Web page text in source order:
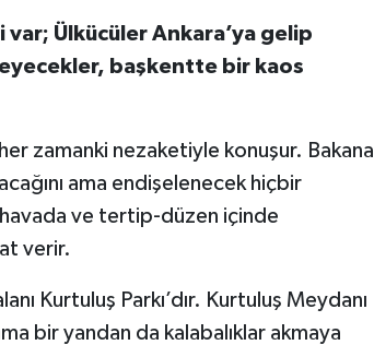
Ülkücüler Ankara’ya gelip
başkentte bir kaos
zamanki nezaketiyle konuşur. Bakana
ama endişelenecek hiçbir
havada ve tertip-düzen içinde
verir.
Kurtuluş Parkı’dır. Kurtuluş Meydanı
bir yandan da kalabalıklar akmaya